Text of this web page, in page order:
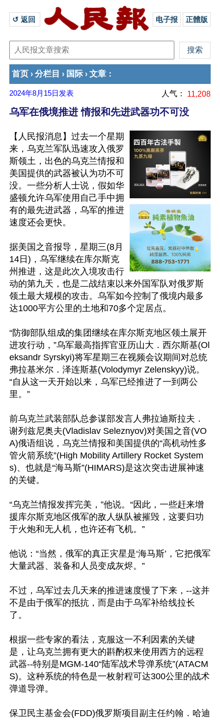
↺ 返回 电子报 正體版
首页 › 分栏目 › 国际 › 文章 ：
2024年8月15日 发表 人气： 11,208
乌军在俄境推进 情报和先进武器功不可没
【人民报消息】过去一个星期
来，乌克兰军队迅速攻入俄罗
斯领土，出色的乌克兰情报和
美国提供的武器被认为功不可
没。一些分析人士说，假如华
盛顿允许乌军使用自己手中拥
有的最先进武器，乌军的推进
速度还会更快。
据美国之音报导，星期三(8月
14日)，乌军继续在库尔斯克
州推进，这是此次入境攻击行
动的第九天，也是二战结束以来外国军队对俄罗斯
领土最大规模的攻击。乌军如今控制了俄境内最多
达1000平方公里的土地和70多个定居点。
“防御部队组成的集团继续在库尔斯克地区领土展开
进攻行动，”乌军最高指挥官亚历山大．西尔斯基(Ol
eksandr Syrskyi)将军星期三在视频会议期间对总统
弗拉基米尔．泽连斯基(Volodymyr Zelenskyy)说。
“自从这一天开始以来，乌军已经推进了一到两公
里。”
前乌克兰武装部队总参谋部发言人弗拉迪斯拉夫．
谢列兹尼奥夫(Vladislav Seleznyov)对美国之音(VO
A)俄语组说，乌克兰情报和美国提供的“高机动性多
管火箭系统”(High Mobility Artillery Rocket System
s)、也就是“海马斯”(HIMARS)是这次突击进展神速
的关键。
“乌克兰情报发挥完美，”他说。“因此，一些赶来增
援库尔斯克地区俄军的敌人纵队被摧毁，这要归功
于火炮和无人机，也许还有飞机。”
他说：“当然，俄军的真正灾星是‘海马斯’，它把俄军
大量武器、装备和人员变成灰烬。”
不过，乌军过去几天来的推进速度慢了下来，--这并
不是由于俄军的抵抗，而是由于乌军补给线拉长
了。
根据一些专家的看法，克服这一不利因素的关键
是，让乌克兰拥有更大的斟酌权来使用西方的远程
武器--特别是MGM-140“陆军战术导弹系统”(ATACM
S)。这种系统的特色是一枚射程可达300公里的战术
弹道导弹。
保卫民主基金会(FDD)俄罗斯项目副主任约翰．哈迪